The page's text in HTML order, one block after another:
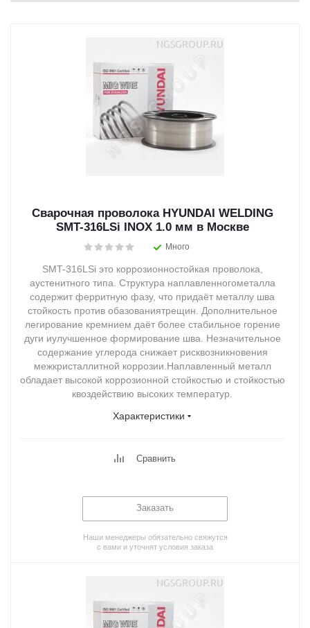
Сварочная проволока HYUNDAI WELDING
SMT-316LSi INOX 1.0 мм в Москве
Много
SMT-316LSi это коррозионностойкая проволока,
аустенитного типа. Структура наплавленногометалла
содержит ферритную фазу, что придаёт металлу шва
стойкость против обазованиятрещин. Дополнительное
легирование кремнием даёт более стабильное горение
дуги иулучшенное формирование шва. Незначительное
содержание углерода снижает рисквозникновения
межкристаллитной коррозии.Наплавленный металл
обладает высокой коррозионной стойкостью и стойкостью
квоздействию высоких температур.
Характеристики
Сравнить
Заказать
Наши менеджеры обязательно свяжутся
с вами и уточнят условия заказа